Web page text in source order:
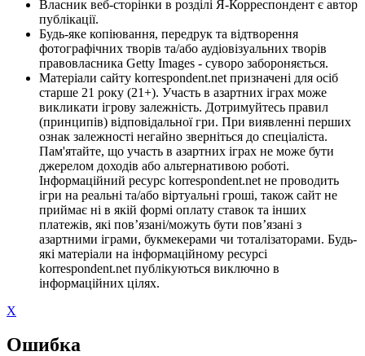
Власник веб-сторінки в розділі Я-Корреспондент є автор
публікації.
Будь-яке копіювання, передрук та відтворення
фотографічних творів та/або аудіовізуальних творів
правовласника Getty Images - суворо забороняється.
Матеріали сайту korrespondent.net призначені для осіб
старше 21 року (21+). Участь в азартних іграх може
викликати ігрову залежність. Дотримуйтесь правил
(принципів) відповідальної гри. При виявленні перших
ознак залежності негайно зверніться до спеціаліста.
Пам'ятайте, що участь в азартних іграх не може бути
джерелом доходів або альтернативою роботі.
Інформаційний ресурс korrespondent.net не проводить
ігри на реальні та/або віртуальні гроші, також сайт не
приймає ні в якій формі оплату ставок та інших
платежів, які пов’язані/можуть бути пов’язані з
азартними іграми, букмекерами чи тоталізаторами. Будь-
які матеріали на інформаційному ресурсі
korrespondent.net публікуються виключно в
інформаційних цілях.
X
Ошибка